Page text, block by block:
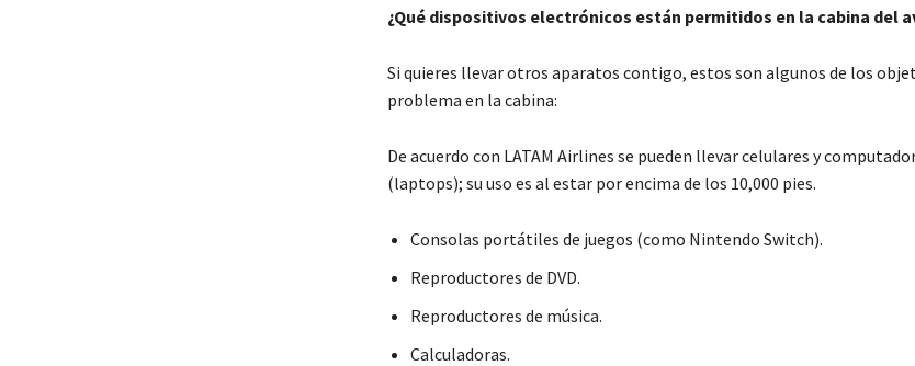
¿Qué dispositivos electrónicos están permitidos en la cabina del
Si quieres llevar otros aparatos contigo, estos son algunos de los
problema en la cabina:
De acuerdo con LATAM Airlines se pueden llevar celulares y
(laptops); su uso es al estar por encima de los 10,000 pies.
Consolas portátiles de juegos (como Nintendo Switch).
Reproductores de DVD.
Reproductores de música.
Calculadoras.